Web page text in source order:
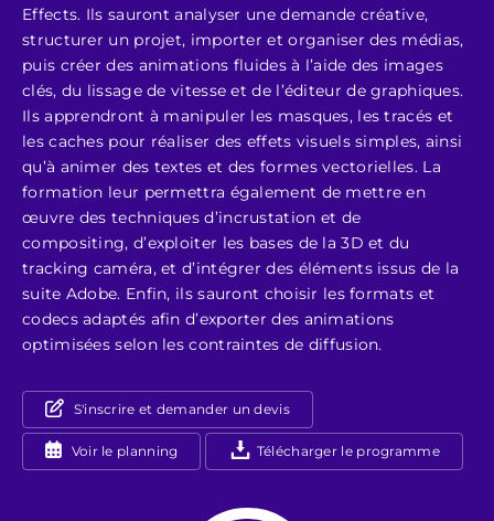
Effects. Ils sauront analyser une demande créative,
structurer un projet, importer et organiser des médias,
puis créer des animations fluides à l’aide des images
clés, du lissage de vitesse et de l’éditeur de graphiques.
Ils apprendront à manipuler les masques, les tracés et
les caches pour réaliser des effets visuels simples, ainsi
qu’à animer des textes et des formes vectorielles. La
formation leur permettra également de mettre en
œuvre des techniques d’incrustation et de
compositing, d’exploiter les bases de la 3D et du
tracking caméra, et d’intégrer des éléments issus de la
suite Adobe. Enfin, ils sauront choisir les formats et
codecs adaptés afin d’exporter des animations
optimisées selon les contraintes de diffusion.
S'inscrire et demander un devis
Voir le planning Télécharger le programme